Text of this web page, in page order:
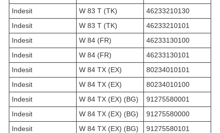
Indesit
W 83 T (TK)
46233210130
Indesit
W 83 T (TK)
46233210101
Indesit
W 84 (FR)
46233130100
Indesit
W 84 (FR)
46233130101
Indesit
W 84 TX (EX)
80234010101
Indesit
W 84 TX (EX)
80234010100
Indesit
W 84 TX (EX) (BG)
91275580001
Indesit
W 84 TX (EX) (BG)
91275580000
Indesit
W 84 TX (EX) (BG)
91275580101